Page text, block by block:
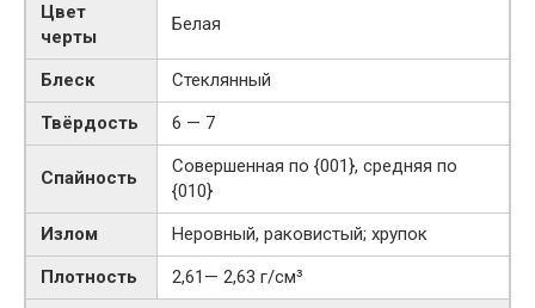
Цвет
черты
Белая
Блеск
Стеклянный
Твёрдость
6 — 7
Спайность
Совершенная по {001}, средняя по
{010}
Излом
Неровный, раковистый; хрупок
Плотность
2,61— 2,63 г/см³